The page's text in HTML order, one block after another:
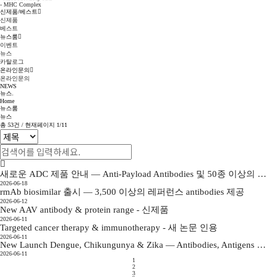
- MHC Complex
신제품/베스트
신제품
베스트
뉴스룸
이벤트
뉴스
카탈로그
온라인문의
온라인문의
NEWS
뉴스
Home
뉴스룸
뉴스
총 53건 / 현재페이지 1/11
새로운 ADC 제품 안내 — Anti-Payload Antibodies 및 50종 이상의 Reference ADC 제공
2026-06-18
rmAb biosimilar 출시 — 3,500 이상의 레퍼런스 antibodies 제공
2026-06-12
New AAV antibody & protein range - 신제품
2026-06-11
Targeted cancer therapy & immunotherapy - 새 논문 인용
2026-06-11
New Launch Dengue, Chikungunya & Zika — Antibodies, Antigens & ELISA Kits
2026-06-11
1
2
3